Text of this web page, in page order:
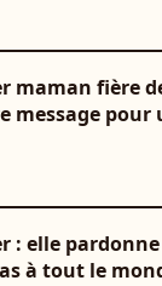
maman fière
message pour
: elle
à tout le